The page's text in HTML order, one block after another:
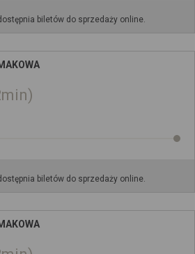
biletów do sprzedaży online.
biletów do sprzedaży online.